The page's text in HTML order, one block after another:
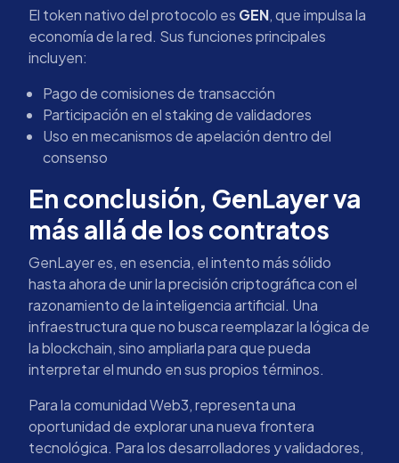
El token nativo del protocolo es GEN, que impulsa la
economía de la red. Sus funciones principales
incluyen:
Pago de comisiones de transacción
Participación en el staking de validadores
Uso en mecanismos de apelación dentro del
consenso
En conclusión, GenLayer va
más allá de los contratos
GenLayer es, en esencia, el intento más sólido
hasta ahora de unir la precisión criptográfica con el
razonamiento de la inteligencia artificial. Una
infraestructura que no busca reemplazar la lógica de
la blockchain, sino ampliarla para que pueda
interpretar el mundo en sus propios términos.
Para la comunidad Web3, representa una
oportunidad de explorar una nueva frontera
tecnológica. Para los desarrolladores y validadores,